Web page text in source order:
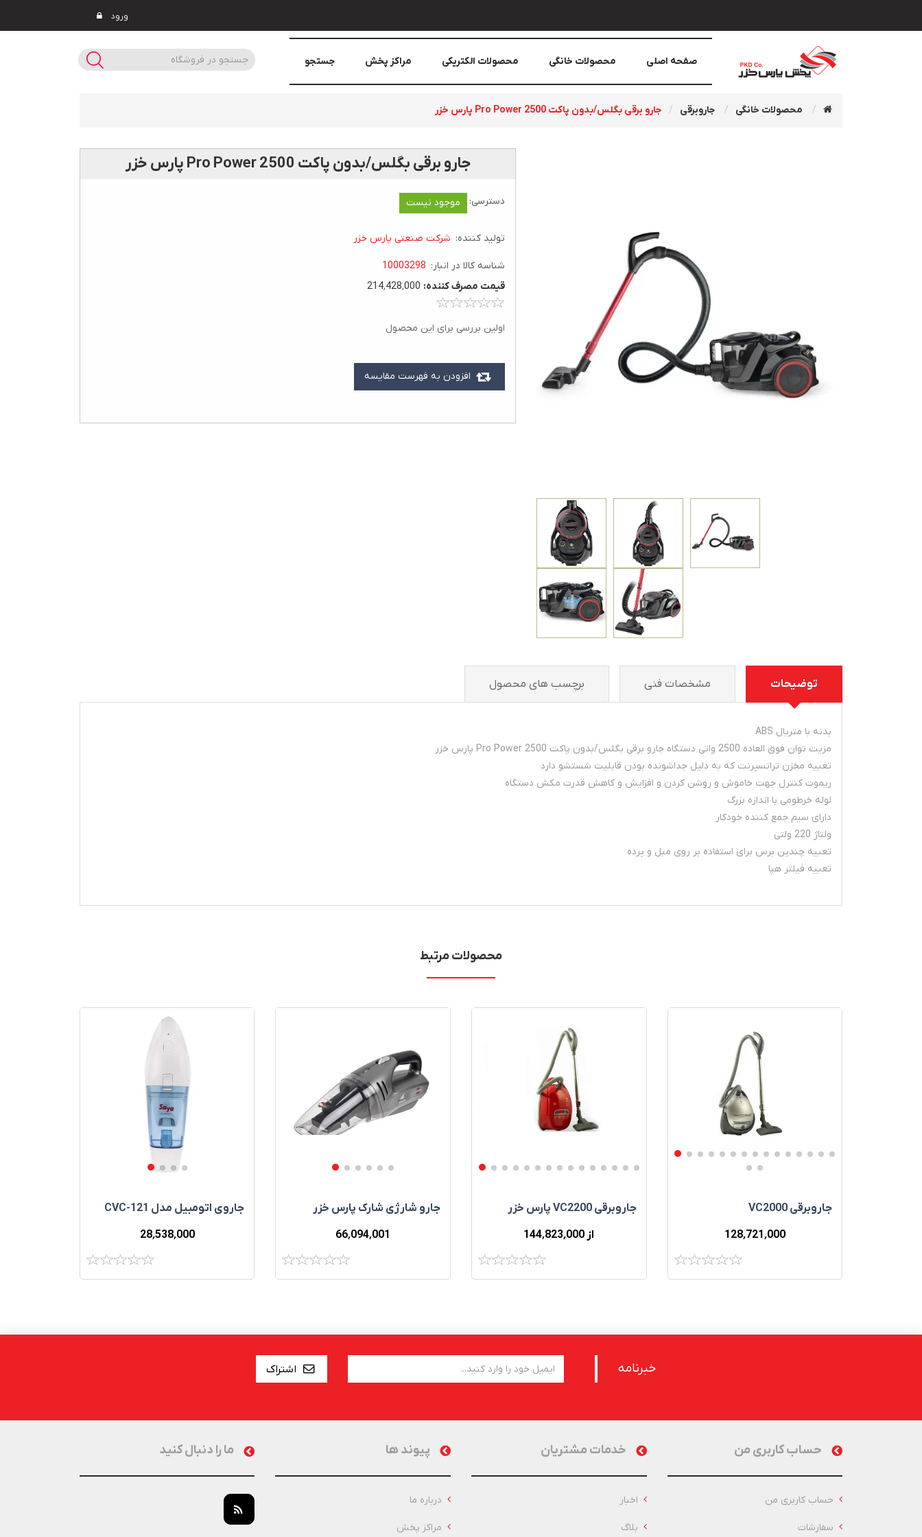
ورود
صفحه اصلی محصولات خانگی محصولات الکتریکی مراکز پخش جستجو
محصولات خانگی جاروبرقی جارو برقی بگلس/بدون پاکت 2500 Pro Power پارس خزر
جارو برقی بگلس/بدون پاکت 2500 Pro Power پارس خزر
دسترسی: موجود نیست
تولید کننده: شرکت صنعتی پارس خزر
شناسه کالا در انبار: 10003298
قيمت مصرف کننده: 214٬428٬000
افزودن به فهرست مقایسه
اولین بررسی برای این محصول
توضیحات مشخصات فنی برچسب های محصول
بدنه با متریال ABS
مزیت توان فوق العاده 2500 واتی دستگاه جارو برقی بگلس/بدون پاکت 2500 Pro Power پارس خزر
تعبیه مخزن ترانسپرنت که به دلیل جداشونده بودن قابلیت شستشو دارد
ریموت کنترل جهت خاموش و روشن کردن و افزایش و کاهش قدرت مکش دستگاه
لوله خرطومی با اندازه بزرگ
دارای سیم جمع کننده خودکار
ولتاژ 220 ولتی
تعبیه چندین برس برای استفاده بر روی مبل و پرده
تعبیه فیلتر هپا
محصولات مرتبط
جاروبرقی VC2000
128٬721٬000
جاروبرقی VC2200 پارس خزر
از 144٬823٬000
جارو شارژی شارک پارس خزر
66٬094٬001
جاروی اتومبيل مدل CVC-121
28٬538٬000
خبرنامه اشتراک
حساب کاربری من
حساب کاربری من
سفارشات
خدمات مشتریان
اخبار
بلاگ
پیوند ها
درباره ما
مراکز پخش
ما را دنبال کنید